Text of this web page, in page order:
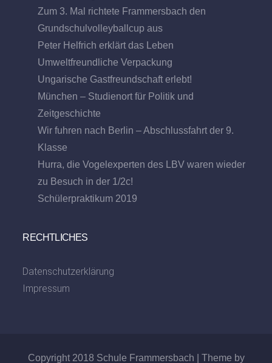
Zum 3. Mal richtete Frammersbach den
Grundschulvolleyballcup aus
Peter Helfrich erklärt das Leben
Umweltfreundliche Verpackung
Ungarische Gastfreundschaft erlebt!
München – Studienort für Politik und
Zeitgeschichte
Wir fuhren nach Berlin – Abschlussfahrt der 9.
Klasse
Hurra, die Vogelexperten des LBV waren wieder
zu Besuch in der 1/2c!
Schülerpraktikum 2019
RECHTLICHES
Datenschutzerklärung
Impressum
Copyright 2018 Schule Frammersbach | Theme by